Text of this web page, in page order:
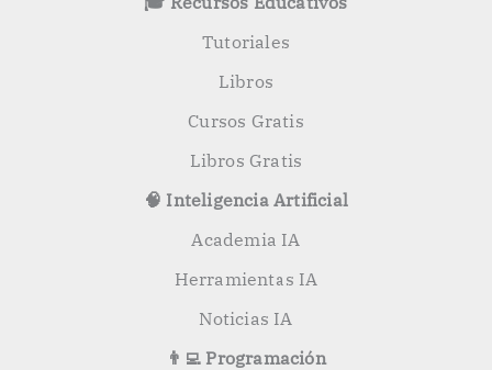
Tutoriales
Libros
Cursos Gratis
Libros Gratis
🧠 Inteligencia Artificial
Academia IA
Herramientas IA
Noticias IA
👨‍💻 Programación